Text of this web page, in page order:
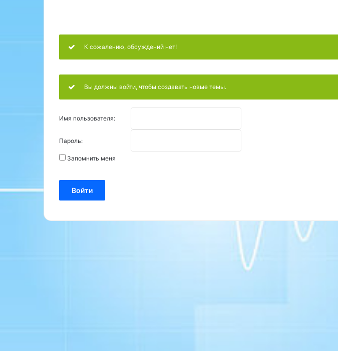
К сожалению, обсуждений нет!
Вы должны войти, чтобы создавать новые темы.
Имя пользователя:
Пароль:
Запомнить меня
Войти